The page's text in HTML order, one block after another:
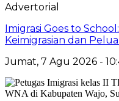
Advertorial
Imigrasi Goes to
Keimigrasian dan
Jumat, 7 Agu 2026 -